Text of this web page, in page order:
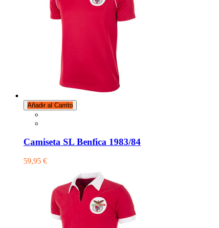
Añadir al Carrito
Camiseta SL Benfica 1983/84
59,95 €